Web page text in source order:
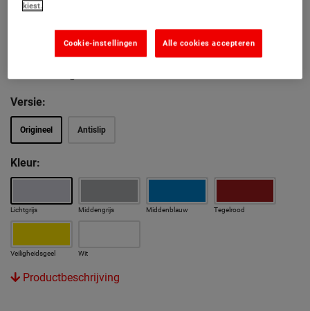
Een tweede laag in 2 uur bespaart tijd en kosten
Tweedelige polyasparaginehars technologie
Uitstekende slijtvastheid, chemische en UV-
Versie:
Origineel Antislip
Kleur:
Lichtgrijs Middengrijs Middenblauw Tegelrood
Veiligheidsgeel Wit
Productbeschrijving
kiest.
Alle cookies accepteren
Cookie-instellingen